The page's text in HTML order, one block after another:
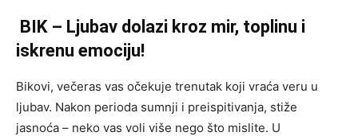
BIK – Ljubav dolazi kroz mir, toplinu i
iskrenu emociju!
Bikovi, večeras vas očekuje trenutak koji vraća veru u
ljubav. Nakon perioda sumnji i preispitivanja, stiže
jasnoća – neko vas voli više nego što mislite. U